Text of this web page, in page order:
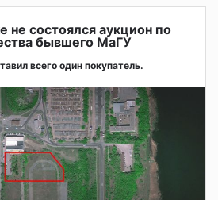
не состоялся аукцион по
бывшего МаГУ
всего один покупатель.